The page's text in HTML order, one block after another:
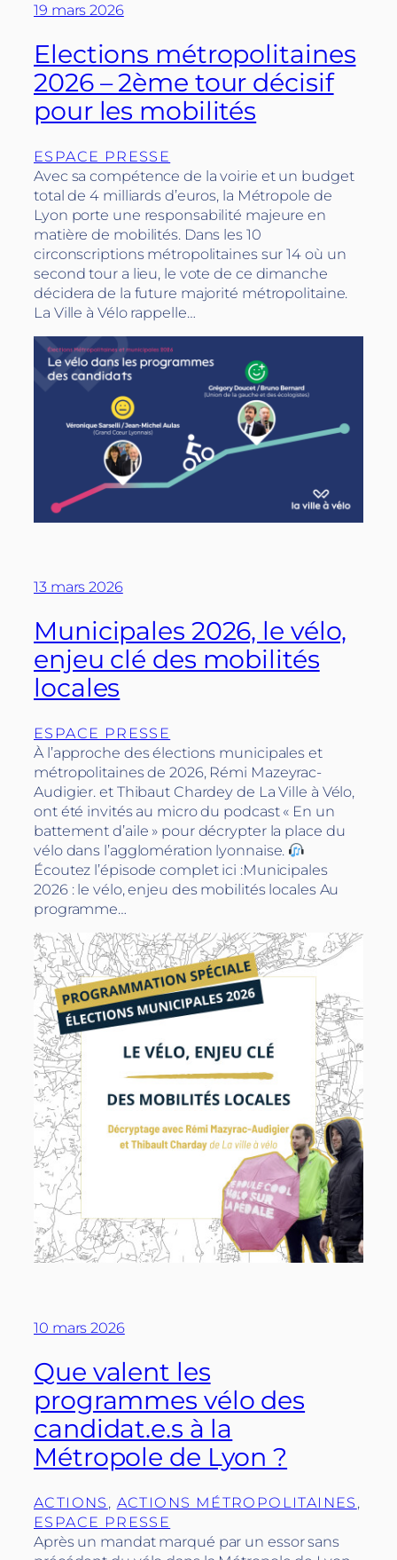
19 mars 2026
Elections métropolitaines
2026 – 2ème tour décisif
pour les mobilités
ESPACE PRESSE
Avec sa compétence de la voirie et un budget
total de 4 milliards d’euros, la Métropole de
Lyon porte une responsabilité majeure en
matière de mobilités. Dans les 10
circonscriptions métropolitaines sur 14 où un
second tour a lieu, le vote de ce dimanche
décidera de la future majorité métropolitaine.
La Ville à Vélo rappelle…
13 mars 2026
Municipales 2026, le vélo,
enjeu clé des mobilités
locales
ESPACE PRESSE
À l’approche des élections municipales et
métropolitaines de 2026, Rémi Mazeyrac-
Audigier. et Thibaut Chardey de La Ville à Vélo,
ont été invités au micro du podcast « En un
battement d’aile » pour décrypter la place du
vélo dans l’agglomération lyonnaise.
Écoutez l’épisode complet ici :Municipales
2026 : le vélo, enjeu des mobilités locales Au
programme…
10 mars 2026
Que valent les
programmes vélo des
candidat.e.s à la
Métropole de Lyon ?
ACTIONS , ACTIONS MÉTROPOLITAINES
ESPACE PRESSE
Après un mandat marqué par un essor sans